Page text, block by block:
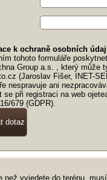
k ochraně osobních
tohoto formuláře
Group a.s. , který může
(Jaroslav Fišer, INET-
nespravuje ani
se při registraci na web
679 (GDPR).
než vyjedete do terénu,